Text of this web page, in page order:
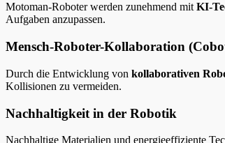
Motoman-Roboter werden zunehmend mit KI-
Aufgaben anzupassen.
Mensch-Roboter-Kollaboration
Durch die Entwicklung von kollaborativen
Kollisionen zu vermeiden.
Nachhaltigkeit in der Robotik
Nachhaltige Materialien und energieeffiziente